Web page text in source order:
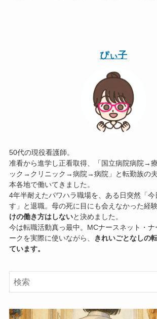
ぴぃ子
50代の現役看護師。
准看から進学し正看取得、「国立病院病院→
ック→クリニック→病院→病院」と転勤族の
本各地で働いてきました。
4年半耐えたパワハラ職場を、ある日突然「今
す」と退職。母の死に目にも会えなかった経験
けの働き方はしないと決めました。
今は転職活動真っ最中。MCナースネット・ナ
ークを実際に使いながら、
きれいごとなしの
ています。